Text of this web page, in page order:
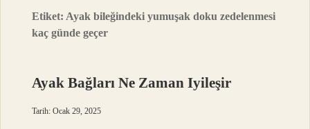
Etiket: Ayak bileğindeki yumuşak doku zedelenmesi
kaç günde geçer
Ayak Bağları Ne Zaman Iyileşir
Tarih: Ocak 29, 2025